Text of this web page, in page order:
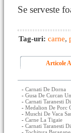
Se serveste
Tag-uri: carne,
Articole
- Carnati De Dorna
- Gusa De Curcan
- Carnati Taranesti
- Medalion De Porc
- Muschi De Vaca
- Carne La Tigaie
- Carnati Taranesti